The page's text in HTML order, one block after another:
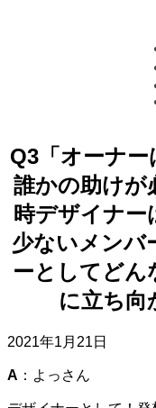
Q3「オーナ
誰かの助けが
時デザイナー
少ないメンバ
ーとしてどん
に立ち向
2021年1月21日
A ：よっさん